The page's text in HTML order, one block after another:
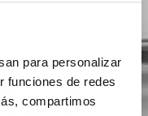
para personalizar
funciones de redes
compartimos